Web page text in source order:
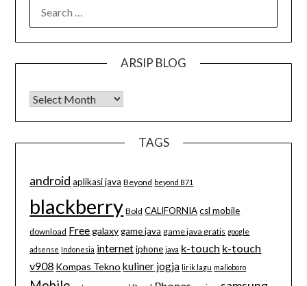
FOR:
ARSIP BLOG
Arsip Blog
TAGS
android aplikasi java Beyond beyond B71
blackberry Bold CALIFORNIA csl mobile
download Free galaxy game java game java gratis google
adsense Indonesia internet iphone java k-touch k-touch
v908 Kompas Tekno kuliner jogja lirik lagu malioboro